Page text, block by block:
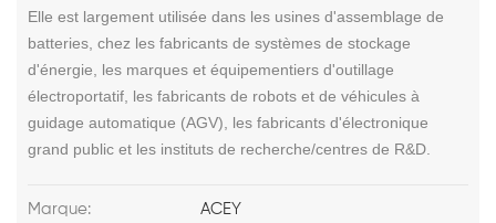
Elle est largement utilisée dans les usines d'assemblage de
batteries, chez les fabricants de systèmes de stockage
d'énergie, les marques et équipementiers d'outillage
électroportatif, les fabricants de robots et de véhicules à
guidage automatique (AGV), les fabricants d'électronique
grand public et les instituts de recherche/centres de R&D.
Marque: ACEY